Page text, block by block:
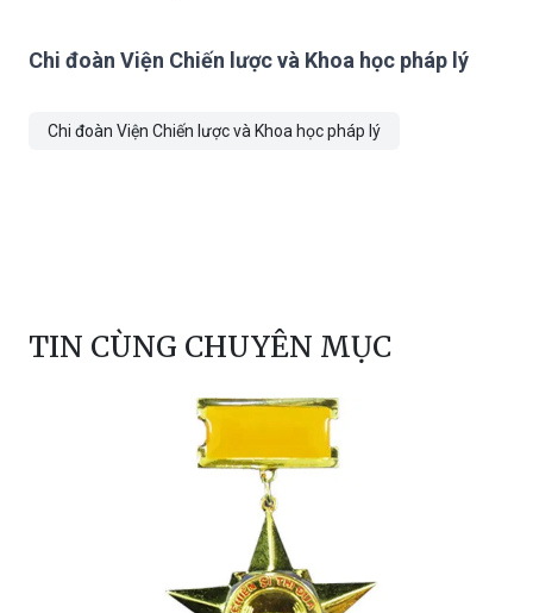
Chi đoàn Viện Chiến lược và Khoa học pháp lý
Chi đoàn Viện Chiến lược và Khoa học pháp lý
TIN CÙNG CHUYÊN MỤC